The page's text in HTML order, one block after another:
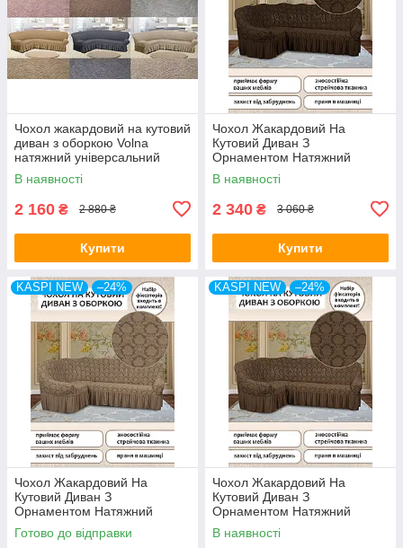
Чохол жакардовий на кутовий
диван з оборкою Volna
натяжний універсальний
міцний Kaspi Туреччина
В наявності
2 160 ₴ 2 880 ₴
Купити
Чохол Жакардовий На
Кутовий Диван З
Орнаментом Натяжний
Універсальний З Воланами
Спідницею Kaspi
В наявності
2 340 ₴ 3 060 ₴
Купити
KASPI NEW –24%
Чохол Жакардовий На
Кутовий Диван З
Орнаментом Натяжний
Універсальний З Воланами
Спідницею Kaspi Колір
Готово до відправки
KASPI NEW –24%
Чохол Жакардовий На
Кутовий Диван З
Орнаментом Натяжний
Універсальний З Воланами
Спідницею Kaspi Колір
В наявності